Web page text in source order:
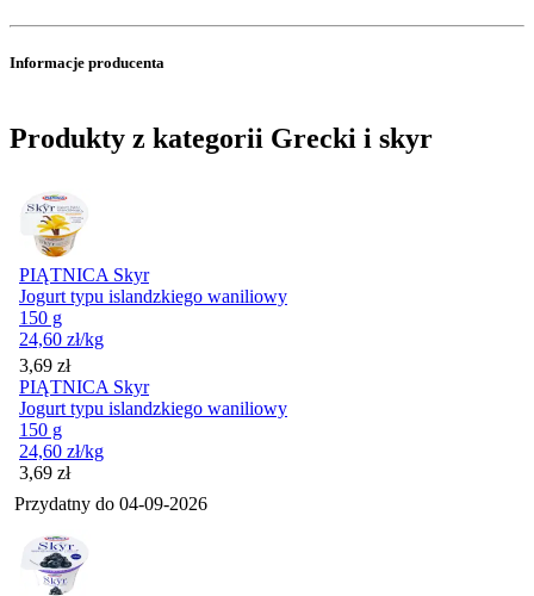
Informacje producenta
Produkty z kategorii Grecki i skyr
PIĄTNICA Skyr
Jogurt typu islandzkiego waniliowy
150 g
24,60 zł/kg
Cena
3,69 zł
PIĄTNICA Skyr
Jogurt typu islandzkiego waniliowy
150 g
24,60 zł/kg
Cena
3,69 zł
Przydatny do 04-09-2026